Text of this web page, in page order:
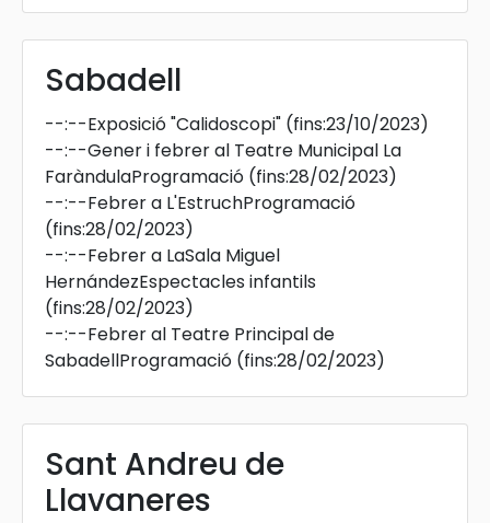
Sabadell
--:--Exposició "Calidoscopi" (fins:23/10/2023)
--:--Gener i febrer al Teatre Municipal La
FaràndulaProgramació (fins:28/02/2023)
--:--Febrer a L'EstruchProgramació
(fins:28/02/2023)
--:--Febrer a LaSala Miguel
HernándezEspectacles infantils
(fins:28/02/2023)
--:--Febrer al Teatre Principal de
SabadellProgramació (fins:28/02/2023)
Sant Andreu de
Llavaneres